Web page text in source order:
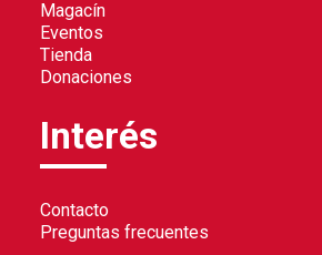
Magacín
Eventos
Tienda
Donaciones
Interés
Contacto
Preguntas frecuentes